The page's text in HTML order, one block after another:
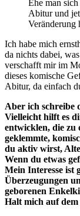
Ehe man
Abitur und
Veränderung
Ich habe mich
da nichts dabei,
verschafft mir im
dieses komische
Abitur, da einfach
Aber ich schreibe
Vielleicht hilft es
entwicklen, die zu
geklemmte,
du aktiv wirst,
Wenn du etwas
Mein Interesse ist
Überzeugungen
geborenen
Halt mich auf